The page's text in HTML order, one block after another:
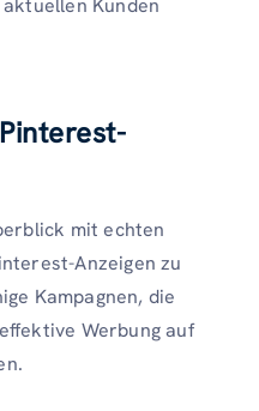
Kunden
mit echten
Anzeigen zu
Kampagnen, die
Werbung auf